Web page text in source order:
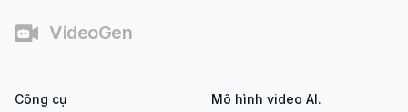
VideoGen
Công cụ Mô hình video AI.